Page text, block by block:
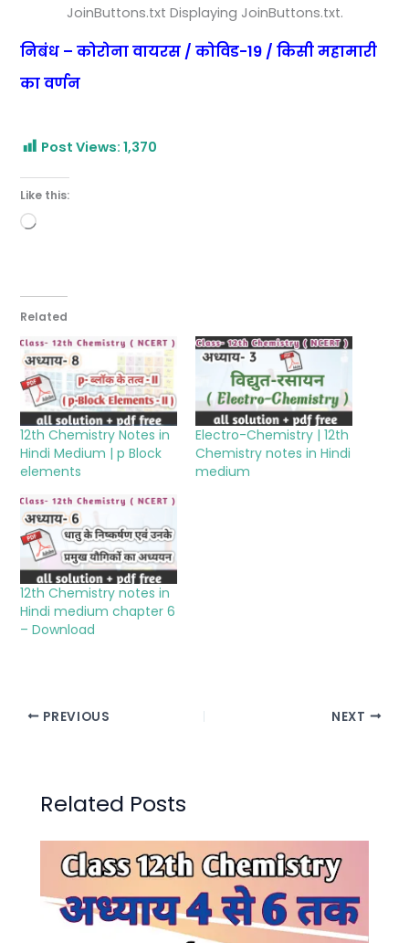
JoinButtons.txt Displaying JoinButtons.txt.
निबंध – कोरोना वायरस / कोविड-19 / किसी महामारी
का वर्णन
Post Views: 1,370
Like this:
Loading…
Related
12th Chemistry Notes in
Hindi Medium | p Block
elements
Electro-Chemistry | 12th
Chemistry notes in Hindi
medium
12th Chemistry notes in
Hindi medium chapter 6
– Download
PREVIOUS NEXT
Related Posts